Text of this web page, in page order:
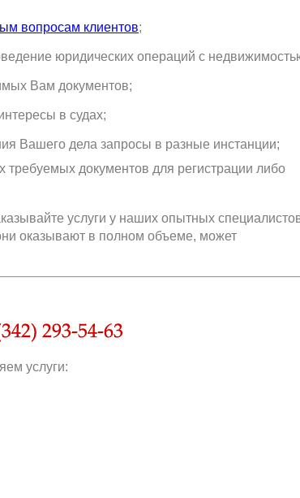
вопросам клиентов;
юридических операций с
Вам документов;
в судах;
Вашего дела запросы в разные инстанции;
документов для регистрации либо
услуги у наших опытных
оказывают в полном объеме, может
услуги: